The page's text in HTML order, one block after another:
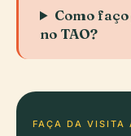
Como
no TAO?
FAÇA DA VISITA